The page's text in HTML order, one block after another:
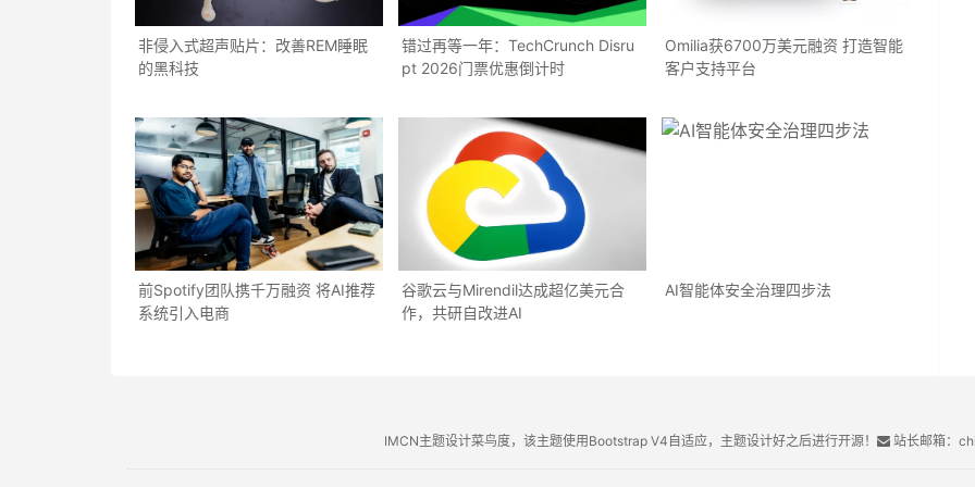
非侵入式超声贴片：改善REM睡眠
的黑科技
错过再等一年：TechCrunch Disru
pt 2026门票优惠倒计时
Omilia获6700万美元融资 打造智能
客户支持平台
前Spotify团队携千万融资 将AI推荐
系统引入电商
谷歌云与Mirendil达成超亿美元合
作，共研自改进AI
AI智能体安全治理四步法
IMCN主题设计菜鸟度，该主题使用Bootstrap V4自适应，主题设计好之后进行开源！ 站长邮箱：